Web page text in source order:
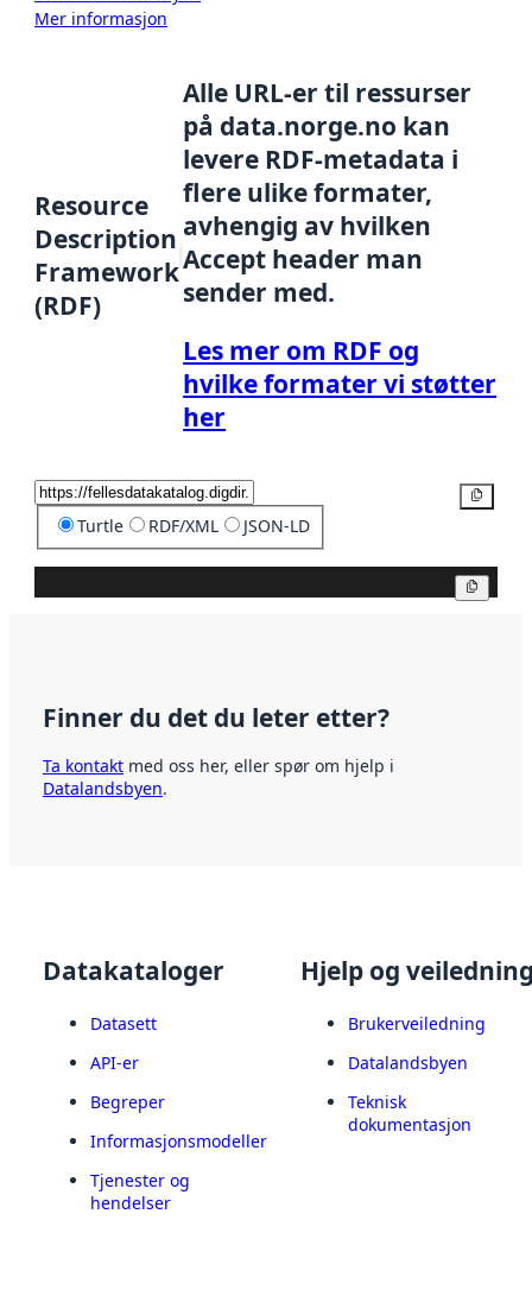
Mer informasjon
Resource
Description
Framework
(RDF)
Alle URL-er til ressurser
på data.norge.no kan
levere RDF-metadata i
flere ulike formater,
avhengig av hvilken
Accept header man
sender med.
Les mer om RDF og
hvilke formater vi støtter
her
Turtle RDF/XML JSON-LD
Finner du det du leter etter?
Ta kontakt med oss her, eller spør om hjelp i
Datalandsbyen.
Datakataloger
Datasett
API-er
Begreper
Informasjonsmodeller
Tjenester og
hendelser
Hjelp og
Brukerveiledning
Datalandsbyen
Teknisk
dokumentasjon